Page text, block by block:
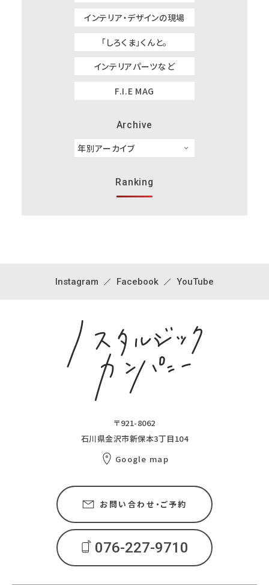
インテリア・デザインの現場
「しろくま」くんと。
インテリアパーツなど
F.I.E MAG
Archive
Ranking
Instagram Facebook YouTube
〒921-8062
石川県金沢市新保本3丁目104
Google map
お問い合わせ・ご予約
076-227-9710